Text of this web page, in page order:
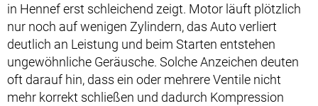
in Hennef erst schleichend zeigt. Motor läuft plötzlich
nur noch auf wenigen Zylindern, das Auto verliert
deutlich an Leistung und beim Starten entstehen
ungewöhnliche Geräusche. Solche Anzeichen deuten
oft darauf hin, dass ein oder mehrere Ventile nicht
mehr korrekt schließen und dadurch Kompression